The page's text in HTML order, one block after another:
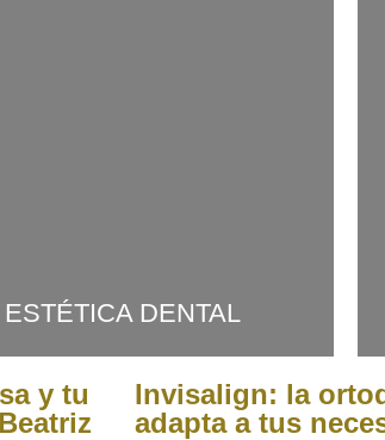
ESTÉTICA DENTAL
y tu
Invisalign: la
adapta a tus